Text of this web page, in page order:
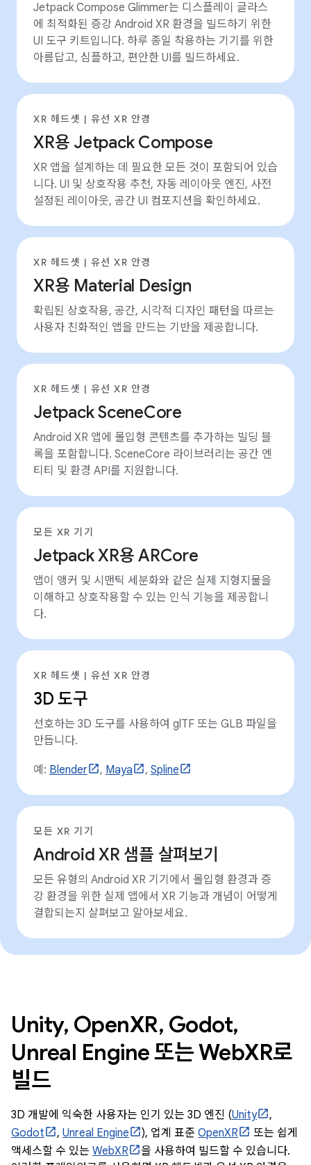
Jetpack Compose Glimmer는 디스플레이 글라스
에 최적화된 증강 Android XR 환경을 빌드하기 위한
UI 도구 키트입니다. 하루 종일 착용하는 기기를 위한
아름답고, 심플하고, 편안한 UI를 빌드하세요.
XR 헤드셋 | 유선 XR 안경
XR용 Jetpack Compose
XR 앱을 설계하는 데 필요한 모든 것이 포함되어 있습
니다. UI 및 상호작용 추천, 자동 레이아웃 엔진, 사전
설정된 레이아웃, 공간 UI 컴포지션을 확인하세요.
XR 헤드셋 | 유선 XR 안경
XR용 Material Design
확립된 상호작용, 공간, 시각적 디자인 패턴을 따르는
사용자 친화적인 앱을 만드는 기반을 제공합니다.
XR 헤드셋 | 유선 XR 안경
Jetpack SceneCore
Android XR 앱에 몰입형 콘텐츠를 추가하는 빌딩 블
록을 포함합니다. SceneCore 라이브러리는 공간 엔
티티 및 환경 API를 지원합니다.
모든 XR 기기
Jetpack XR용 ARCore
앱이 앵커 및 시맨틱 세분화와 같은 실제 지형지물을
이해하고 상호작용할 수 있는 인식 기능을 제공합니
다.
XR 헤드셋 | 유선 XR 안경
3D 도구
선호하는 3D 도구를 사용하여 glTF 또는 GLB 파일을
만듭니다.
예: Blender , Maya , Spline
모든 XR 기기
Android XR 샘플 살펴보기
모든 유형의 Android XR 기기에서 몰입형 환경과 증
강 환경을 위한 실제 앱에서 XR 기능과 개념이 어떻게
결합되는지 살펴보고 알아보세요.
Unity, OpenXR, Godot,
Unreal Engine 또는 WebXR로
빌드
3D 개발에 익숙한 사용자는 인기 있는 3D 엔진 (Unity
,
Godot
, Unreal Engine ), 업계 표준 OpenXR
또는 쉽게
액세스할 수 있는 WebXR
을 사용하여 빌드할 수 있습니다.